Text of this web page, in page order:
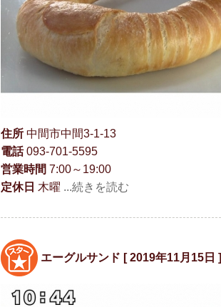
住所 中間市中間3-1-13
電話093-701-5595
営業時間 7:00～19:00
定休日 木曜 ...続きを読む
エーグルサンド [ 2019年11月15日 ]